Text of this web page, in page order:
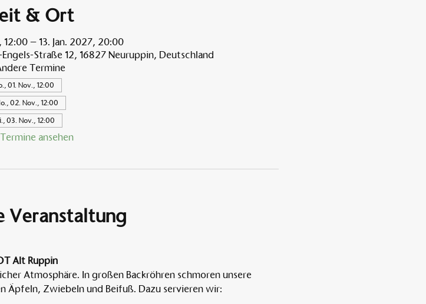
& Ort
– 13. Jan. 2027, 20:00
Straße 12, 16827 Neuruppin, Deutschland
Termine
01. Nov., 12:00
02. Nov., 12:00
03. Nov., 12:00
ansehen
Veranstaltung
Alt Ruppin
Atmosphäre. In großen Backröhren schmoren unsere
Äpfeln, Zwiebeln und Beifuß. Dazu servieren wir: